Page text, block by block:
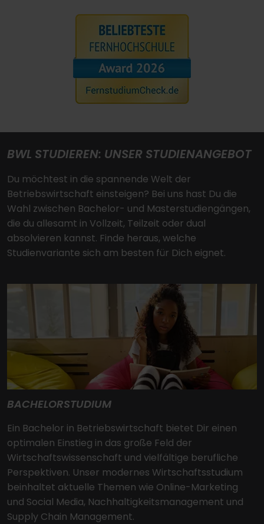
BWL STUDIEREN: UNSER STUDIENANGEBOT
Du möchtest in die spannende Welt der
Betriebswirtschaft einsteigen? Bei uns hast Du die
Wahl zwischen Bachelor- und Masterstudiengängen,
die du allesamt in Vollzeit, Teilzeit oder dual
absolvieren kannst. Finde heraus, welche
Studienvariante sich am besten für Dich eignet.
BACHELORSTUDIUM
Ein Bachelor in Betriebswirtschaft bietet Dir einen
optimalen Einstieg in das große Feld der
Wirtschaftswissenschaft und vielfältige berufliche
Perspektiven. Unser modernes Wirtschaftsstudium
beinhaltet aktuelle Themen wie Online-Marketing
und Social Media, Nachhaltigkeitsmanagement und
Supply Chain Management.